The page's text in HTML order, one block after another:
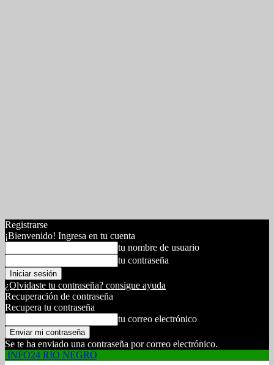
Registrarse
¡Bienvenido! Ingresa en tu cuenta
tu nombre de usuario
tu contraseña
¿Olvidaste tu contraseña? consigue ayuda
Recuperación de contraseña
Recupera tu contraseña
tu correo electrónico
Se te ha enviado una contraseña por correo electrónico.
INFO24 RIO NEGRO